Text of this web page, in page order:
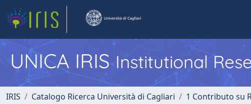
UNICA IRISInstitutional
IRIS Catalogo Ricerca Università di Cagliari 1 Contributo su